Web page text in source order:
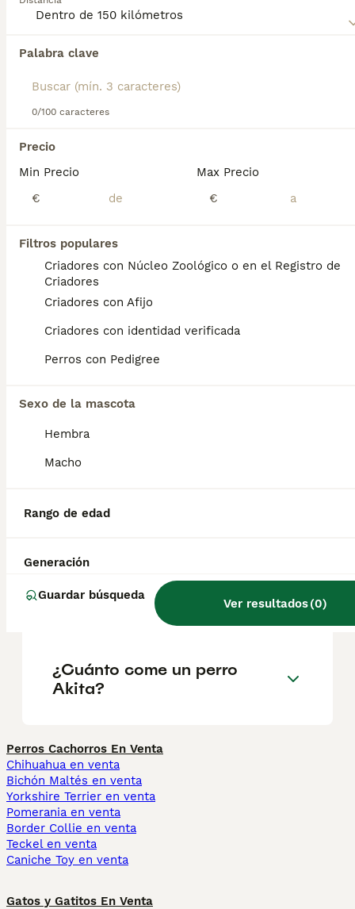
Palabra clave
0/100 caracteres
Precio
Min Precio
€
Max Precio
€
Filtros populares
Criadores con Núcleo Zoológico o en el Registro de
Criadores
Criadores con Afijo
Criadores con identidad verificada
Perros con Pedigree
Sexo de la mascota
Hembra
Macho
Rango de edad
Generación
Guardar búsqueda
Ver resultados(0)
para obtener información sobre esta raza de perro.
Encontramos 0 Akita Inu Perros para monta
Si deseas exactamente esta búsqueda guarda tu
búsqueda y espera el resultado perfecto:
Preguntas frecuentes
¿Cuánto cuesta un cachorro
de Akita Inu?
El coste medio de un cachorro de Akita Inu
en España es de aproximadamente 717€,
aunque los precios pueden variar según
factores como el pedigrí, la reputación del
¿Es un Akita un buen perro
¿Cuánto suele vivir un akita
¿Cuál es mejor, Akita o
¿Cuánto come un perro
Akita?
Perros Cachorros En Venta
Chihuahua en venta
Bichón Maltés en venta
Yorkshire Terrier en venta
Pomerania en venta
Border Collie en venta
Teckel en venta
Caniche Toy en venta
Gatos y Gatitos En Venta